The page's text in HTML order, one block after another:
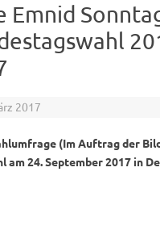
Emnid
2017
(Im Auftrag der
am 24. September 2017 in